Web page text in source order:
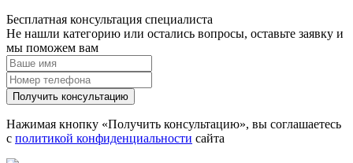
Бесплатная консультация специалиста
Не нашли категорию или остались вопросы, оставьте заявку и
мы поможем вам
Получить консультацию
Нажимая кнопку «Получить консультацию», вы соглашаетесь
с политикой конфиденциальности сайта